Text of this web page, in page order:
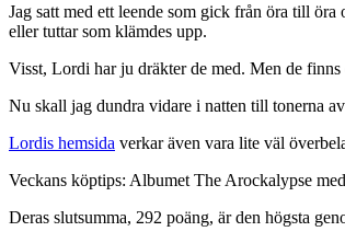
Jag satt med ett leende som gick från öra till
eller tuttar som klämdes upp.
Visst, Lordi har ju dräkter de med. Men de
Nu skall jag dundra vidare i natten till tonerna
Lordis hemsida verkar även vara lite väl
Veckans köptips: Albumet The Arockalypse
Deras slutsumma, 292 poäng, är den högsta